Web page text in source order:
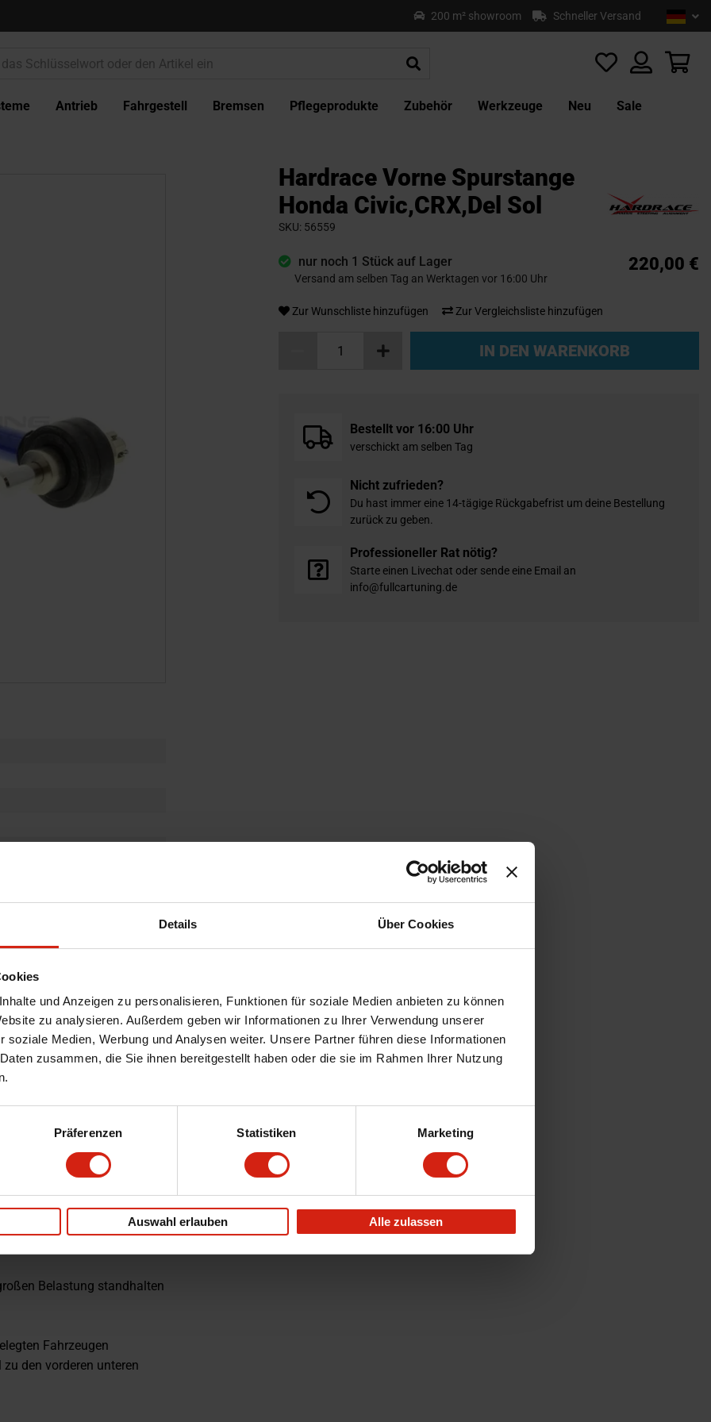
Details Über Cookies
und Anzeigen zu personalisieren, Funktionen für soziale Medien anbieten zu können
zu analysieren. Außerdem geben wir Informationen zu Ihrer Verwendung unserer
soziale Medien, Werbung und Analysen weiter. Unsere Partner führen diese Informationen
zusammen, die Sie ihnen bereitgestellt haben oder die sie im Rahmen Ihrer Nutzung
Präferenzen Statistiken Marketing
Auswahl erlauben Alle zulassen
200 m² showroom Schneller Versand
Antrieb Fahrgestell Bremsen Pflegeprodukte Zubehör Werkzeuge Neu Sale
Hardrace Vorne Spurstange
Honda Civic,CRX,Del Sol
SKU 56559
nur noch 1 Stück auf Lager
Versand am selben Tag an Werktagen vor 16:00 Uhr
220,00 €
Zur Wunschliste hinzufügen Zur Vergleichsliste hinzufügen
IN DEN WARENKORB
Bestellt vor 16:00 Uhr
verschickt am selben Tag
Nicht zufrieden?
Du hast immer eine 14-tägige Rückgabefrist um deine Bestellung
zurück zu geben.
Professioneller Rat nötig?
Starte einen Livechat oder sende eine Email an
info@fullcartuning.de
Belastung standhalten
Fahrzeugen
den vorderen unteren